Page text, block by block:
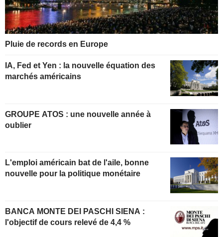
Pluie de records en Europe
IA, Fed et Yen : la nouvelle équation des
marchés américains
GROUPE ATOS : une nouvelle année à
oublier
L'emploi américain bat de l'aile, bonne
nouvelle pour la politique monétaire
BANCA MONTE DEI PASCHI SIENA :
l'objectif de cours relevé de 4,4 %